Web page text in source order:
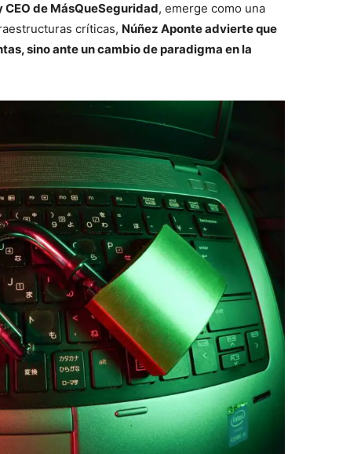
de MásQueSeguridad, emerge como una
críticas, Núñez Aponte advierte que
sino ante un cambio de paradigma en la